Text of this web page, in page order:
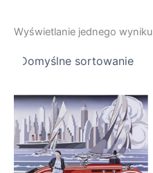
Wyświetlanie jednego wyniku